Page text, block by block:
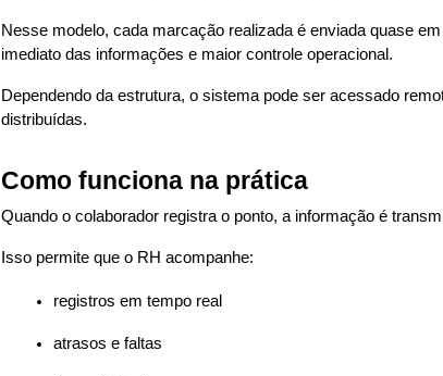
Nesse modelo, cada marcação realizada é enviada quase
imediato das informações e maior controle operacional.
Dependendo da estrutura, o sistema pode ser acessado
distribuídas.
Como funciona na prática
Quando o colaborador registra o ponto, a informação é
Isso permite que o RH acompanhe:
registros em tempo real
atrasos e faltas